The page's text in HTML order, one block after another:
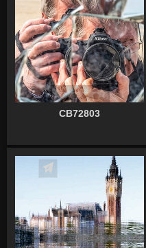
CB72803
Écrire un commentaire